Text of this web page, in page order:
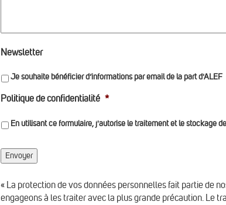
Newsletter
Je souhaite bénéficier d’informations par email de la part d'ALEF
Politique de confidentialité *
En utilisant ce formulaire, j'autorise le traitement et le stockage
« La protection de vos données personnelles fait partie de
engageons à les traiter avec la plus grande précaution. Le